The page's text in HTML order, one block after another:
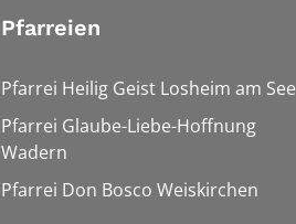
Pfarreien
Pfarrei Heilig Geist Losheim am See
Pfarrei Glaube-Liebe-Hoffnung
Wadern
Pfarrei Don Bosco Weiskirchen